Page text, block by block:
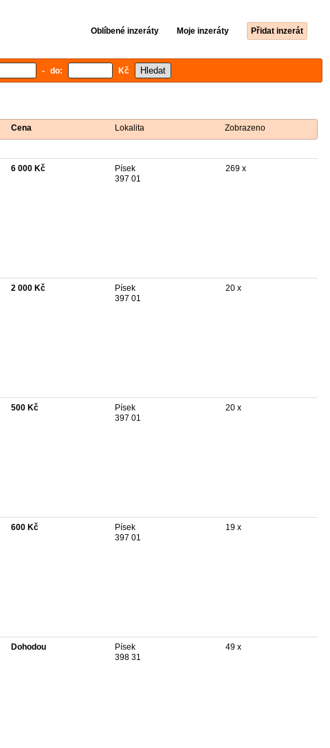
Oblíbené inzeráty Moje inzeráty Přidat inzerát
- do: Kč
Cena Lokalita Zobrazeno
6 000 Kč
Písek
397 01
269 x
2 000 Kč
Písek
397 01
20 x
500 Kč
Písek
397 01
20 x
600 Kč
Písek
397 01
19 x
Dohodou
Písek
398 31
49 x